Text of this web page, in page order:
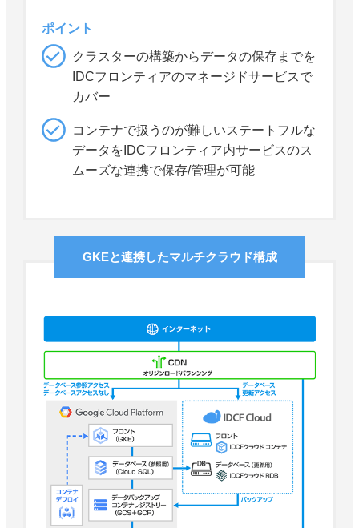
ポイント
クラスターの構築からデータの保存までを
IDCフロンティアのマネージドサービスで
カバー
コンテナで扱うのが難しいステートフルな
データをIDCフロンティア内サービスのス
ムーズな連携で保存/管理が可能
GKEと連携したマルチクラウド構成